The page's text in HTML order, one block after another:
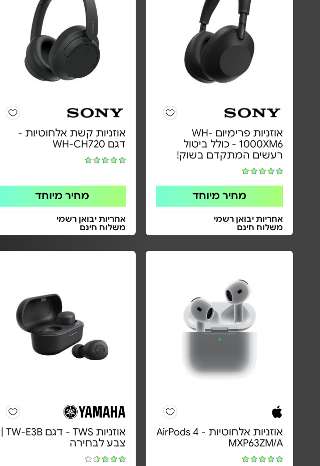
אוזניות פרימיום WH-
1000XM6 - כולל ביטול
רעשים המתקדם בשוק!
מחיר מיוחד
אחריות יבואן רשמי
משלוח חינם
אוזניות קשת אלחוטיות -
דגם WH-CH720
מחיר מיוחד
אחריות יבואן רשמי
משלוח חינם
אוזניות אלחוטיות - AirPods 4
MXP63ZM/A
אוזניות TWS - דגם TW-E3B |
צבע לבחירה